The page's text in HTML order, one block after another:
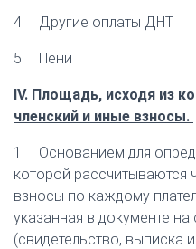
4. Другие оплаты ДНТ
5. Пени
IV. Площадь, исходя из
членский и иные взносы.
1. Основанием для
которой рассчитываются
взносы по каждому
указанная в документе на
(свидетельство, выписка